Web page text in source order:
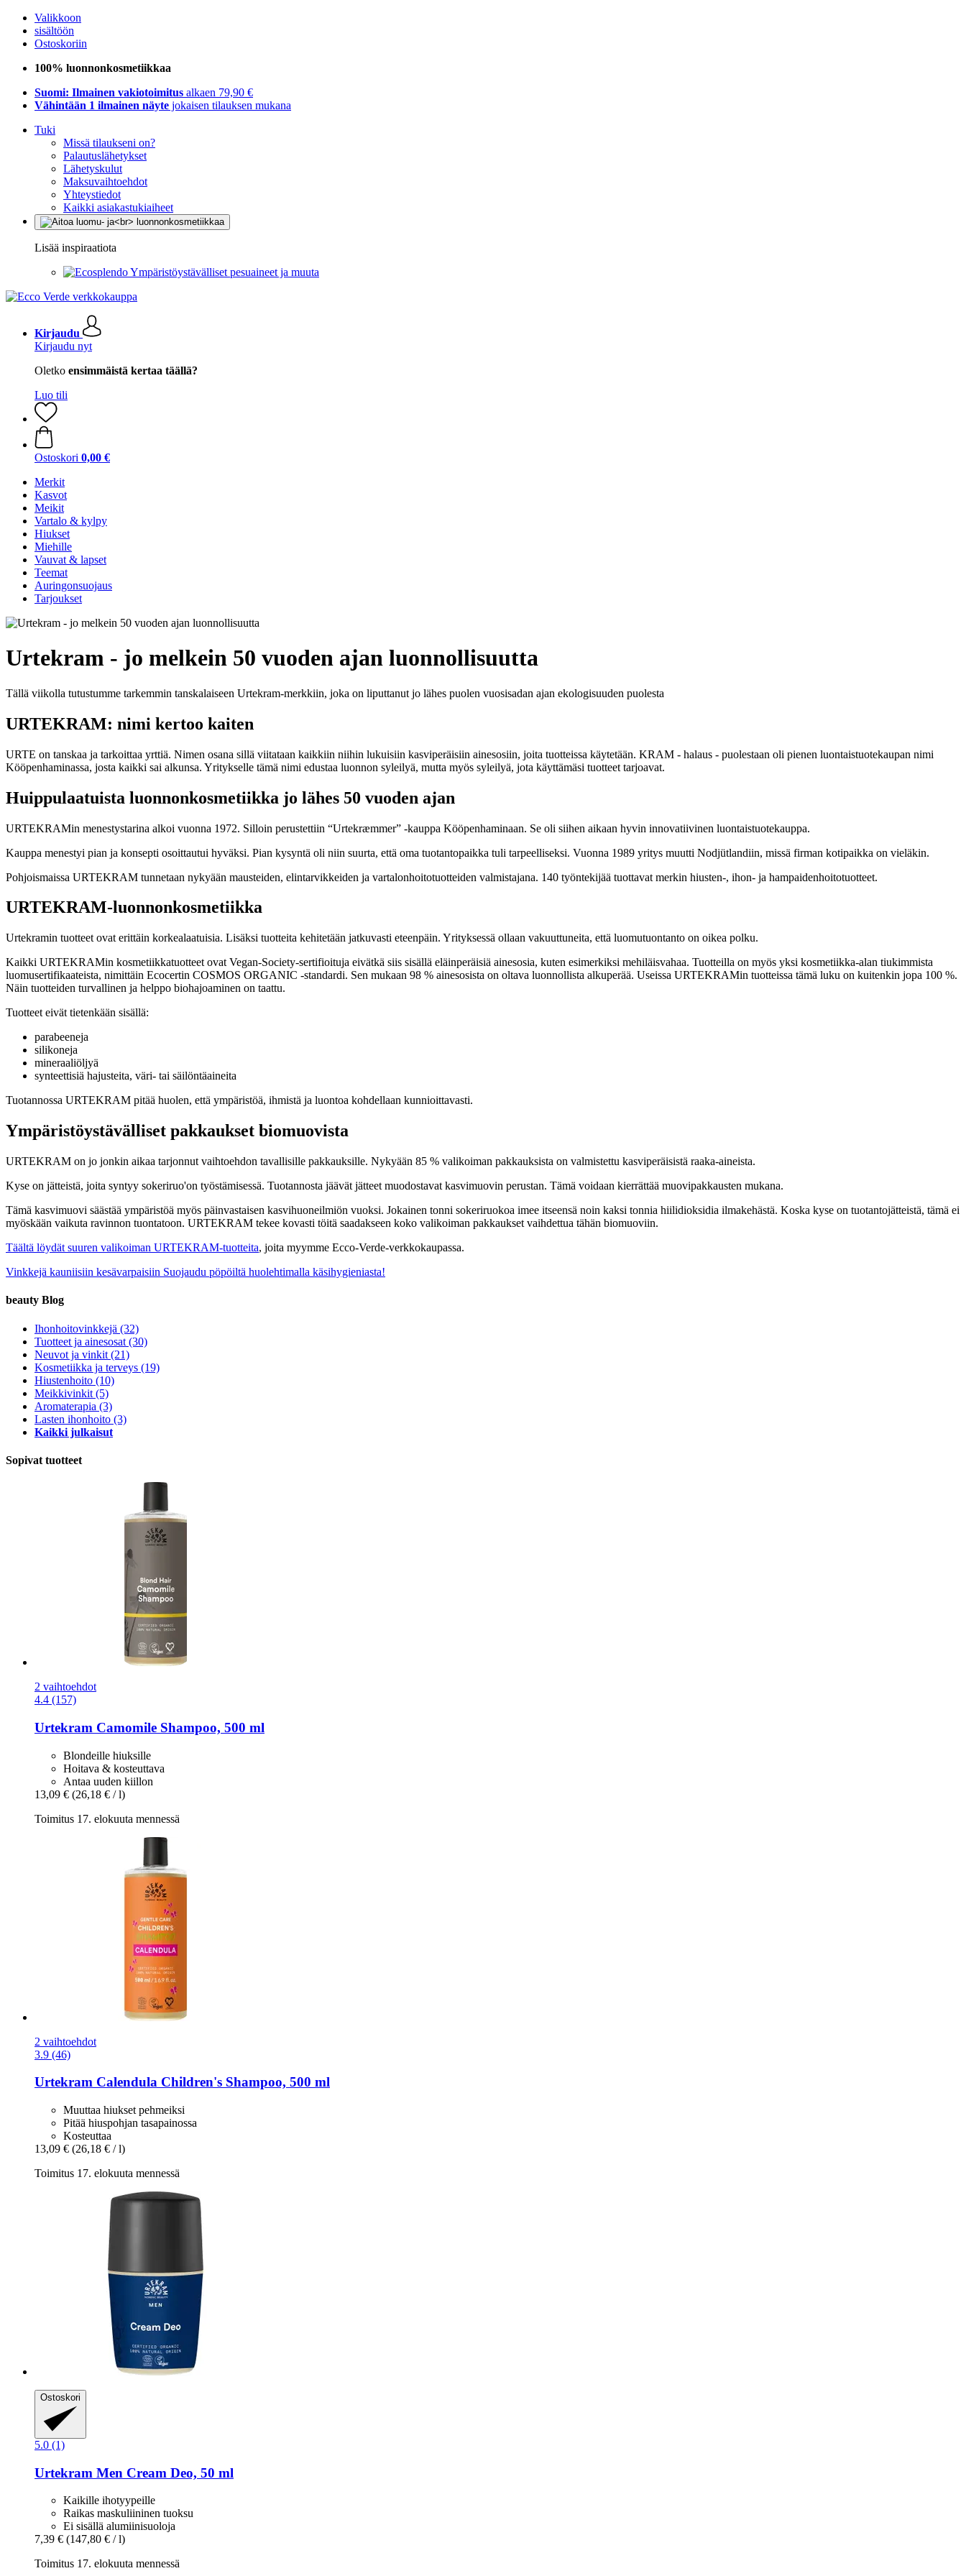
Valikkoon
sisältöön
Ostoskoriin
100% luonnonkosmetiikkaa
Suomi: Ilmainen vakiotoimitus alkaen 79,90 €
Vähintään 1 ilmainen näyte jokaisen tilauksen mukana
Tuki
Missä tilaukseni on?
Palautuslähetykset
Lähetyskulut
Maksuvaihtoehdot
Yhteystiedot
Kaikki asiakastukiaiheet
Lisää inspiraatiota
Ympäristöystävälliset pesuaineet ja muuta
Kirjaudu
Kirjaudu nyt
Oletko ensimmäistä kertaa täällä?
Luo tili
Ostoskori 0,00 €
Merkit
Kasvot
Meikit
Vartalo & kylpy
Hiukset
Miehille
Vauvat & lapset
Teemat
Auringonsuojaus
Tarjoukset
Urtekram - jo melkein 50 vuoden ajan luonnollisuutta
Tällä viikolla tutustumme tarkemmin tanskalaiseen Urtekram-merkkiin, joka on liputtanut jo lähes puolen vuosisadan ajan ekologisuuden puolesta
URTEKRAM: nimi kertoo kaiten
URTE on tanskaa ja tarkoittaa yrttiä. Nimen osana sillä viitataan kaikkiin niihin lukuisiin kasviperäisiin ainesosiin, joita tuotteissa käytetään. KRAM - halaus - puolestaan oli pienen luontaistuotekaupan nimi
Kööpenhaminassa, josta kaikki sai alkunsa. Yritykselle tämä nimi edustaa luonnon syleilyä, mutta myös syleilyä, jota käyttämäsi tuotteet tarjoavat.
Huippulaatuista luonnonkosmetiikka jo lähes 50 vuoden ajan
URTEKRAMin menestystarina alkoi vuonna 1972. Silloin perustettiin “Urtekræmmer” -kauppa Kööpenhaminaan. Se oli siihen aikaan hyvin innovatiivinen luontaistuotekauppa.
Kauppa menestyi pian ja konsepti osoittautui hyväksi. Pian kysyntä oli niin suurta, että oma tuotantopaikka tuli tarpeelliseksi. Vuonna 1989 yritys muutti Nodjütlandiin, missä firman kotipaikka on vieläkin.
Pohjoismaissa URTEKRAM tunnetaan nykyään mausteiden, elintarvikkeiden ja vartalonhoitotuotteiden valmistajana. 140 työntekijää tuottavat merkin hiusten-, ihon- ja hampaidenhoitotuotteet.
URTEKRAM-luonnonkosmetiikka
Urtekramin tuotteet ovat erittäin korkealaatuisia. Lisäksi tuotteita kehitetään jatkuvasti eteenpäin. Yrityksessä ollaan vakuuttuneita, että luomutuontanto on oikea polku.
Kaikki URTEKRAMin kosmetiikkatuotteet ovat Vegan-Society-sertifioituja eivätkä siis sisällä eläinperäisiä ainesosia, kuten esimerkiksi mehiläisvahaa. Tuotteilla on myös yksi kosmetiikka-alan tiukimmista
luomusertifikaateista, nimittäin Ecocertin COSMOS ORGANIC -standardi. Sen mukaan 98 % ainesosista on oltava luonnollista alkuperää. Useissa URTEKRAMin tuotteissa tämä luku on kuitenkin jopa 100 %.
Näin tuotteiden turvallinen ja helppo biohajoaminen on taattu.
Tuotteet eivät tietenkään sisällä:
parabeeneja
silikoneja
mineraaliöljyä
synteettisiä hajusteita, väri- tai säilöntäaineita
Tuotannossa URTEKRAM pitää huolen, että ympäristöä, ihmistä ja luontoa kohdellaan kunnioittavasti.
Ympäristöystävälliset pakkaukset biomuovista
URTEKRAM on jo jonkin aikaa tarjonnut vaihtoehdon tavallisille pakkauksille. Nykyään 85 % valikoiman pakkauksista on valmistettu kasviperäisistä raaka-aineista.
Kyse on jätteistä, joita syntyy sokeriruo'on työstämisessä. Tuotannosta jäävät jätteet muodostavat kasvimuovin perustan. Tämä voidaan kierrättää muovipakkausten mukana.
Tämä kasvimuovi säästää ympäristöä myös päinvastaisen kasvihuoneilmiön vuoksi. Jokainen tonni sokeriruokoa imee itseensä noin kaksi tonnia hiilidioksidia ilmakehästä. Koska kyse on tuotantojätteistä, tämä ei
myöskään vaikuta ravinnon tuontatoon. URTEKRAM tekee kovasti töitä saadakseen koko valikoiman pakkaukset vaihdettua tähän biomuoviin.
Täältä löydät suuren valikoiman URTEKRAM-tuotteita, joita myymme Ecco-Verde-verkkokaupassa.
Vinkkejä kauniisiin kesävarpaisiin Suojaudu pöpöiltä huolehtimalla käsihygieniasta!
beauty Blog
Ihonhoitovinkkejä (32)
Tuotteet ja ainesosat (30)
Neuvot ja vinkit (21)
Kosmetiikka ja terveys (19)
Hiustenhoito (10)
Meikkivinkit (5)
Aromaterapia (3)
Lasten ihonhoito (3)
Kaikki julkaisut
Sopivat tuotteet
2 vaihtoehdot
4.4 (157)
Urtekram Camomile Shampoo, 500 ml
Blondeille hiuksille
Hoitava & kosteuttava
Antaa uuden kiillon
13,09 € (26,18 € / l)
Toimitus 17. elokuuta mennessä
2 vaihtoehdot
3.9 (46)
Urtekram Calendula Children's Shampoo, 500 ml
Muuttaa hiukset pehmeiksi
Pitää hiuspohjan tasapainossa
Kosteuttaa
13,09 € (26,18 € / l)
Toimitus 17. elokuuta mennessä
Ostoskori
5.0 (1)
Urtekram Men Cream Deo, 50 ml
Kaikille ihotyypeille
Raikas maskuliininen tuoksu
Ei sisällä alumiinisuoloja
7,39 € (147,80 € / l)
Toimitus 17. elokuuta mennessä